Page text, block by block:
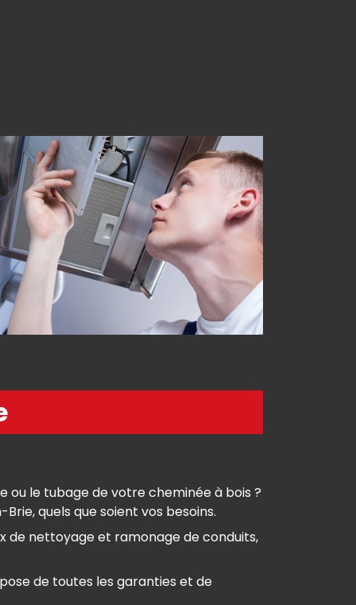
ou le tubage de votre cheminée à bois ?
quels que soient vos besoins.
de nettoyage et ramonage de conduits,
de toutes les garanties et de